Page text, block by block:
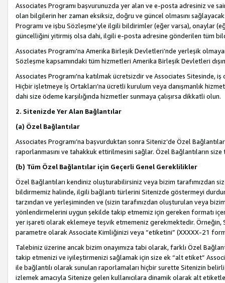
Associates Programı başvurunuzda yer alan ve e-posta adresiniz ve
olan bilgilerin her zaman eksiksiz, doğru ve güncel olmasını
Programı ve işbu Sözleşme’yle ilgili bildirimler (eğer varsa), onaylar
güncelliğini yitirmiş olsa dahi, ilgili e-posta adresine gönderilen tüm
Associates Programı’na Amerika Birleşik Devletleri’nde yerleşik
Sözleşme kapsamındaki tüm hizmetleri Amerika Birleşik Devletleri
Associates Programı'na katılmak ücretsizdir ve Associates Sitesinde,
Hiçbir işletmeye İş Ortakları’na ücretli kurulum veya danışmanlık
dahi size ödeme karşılığında hizmetler sunmaya çalışırsa dikkatli olun.
2. Sitenizde Yer Alan Bağlantılar
(a) Özel Bağlantılar
Associates Programı’na başvurduktan sonra Siteniz’de Özel
raporlanmasını ve tahakkuk ettirilmesini sağlar. Özel Bağlantıların
(b) Tüm Özel Bağlantılar için Geçerli Genel Gereklilikler
Özel Bağlantıları kendiniz oluşturabilirsiniz veya bizim tarafımızdan
bildirmemiz halinde, ilgili bağlantı türlerini Sitenizde göstermeyi
tarzından ve yerleşiminden ve (sizin tarafınızdan oluşturulan veya
yönlendirmelerini uygun şekilde takip etmemiz için gereken formatı
yer işareti olarak eklemeye teşvik etmemeniz gerekmektedir. Örneğin,
parametre olarak Associate Kimliğinizi veya “etiketini” (XXXXX-21
Talebiniz üzerine ancak bizim onayımıza tabi olarak, farklı Özel
takip etmenizi ve iyileştirmenizi sağlamak için size ek “alt etiket”
ile bağlantılı olarak sunulan raporlamaları hiçbir surette Sitenizin belirli
izlemek amacıyla Sitenize gelen kullanıcılara dinamik olarak alt